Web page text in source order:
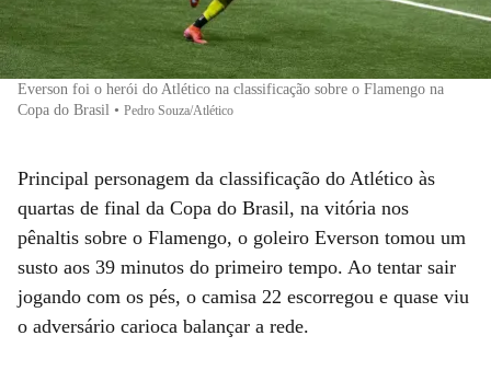
Everson foi o herói do Atlético na classificação sobre o Flamengo na
Copa do Brasil • Pedro Souza/Atlético
Principal personagem da classificação do Atlético às
quartas de final da Copa do Brasil, na vitória nos
pênaltis sobre o Flamengo, o goleiro Everson tomou um
susto aos 39 minutos do primeiro tempo. Ao tentar sair
jogando com os pés, o camisa 22 escorregou e quase viu
o adversário carioca balançar a rede.